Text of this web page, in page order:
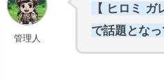
管理人
【 ヒロミ
で話題となっ